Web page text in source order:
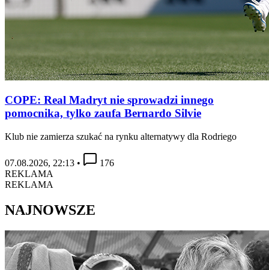
COPE: Real Madryt nie sprowadzi innego
pomocnika, tylko zaufa Bernardo Silvie
Klub nie zamierza szukać na rynku alternatywy dla Rodriego
07.08.2026, 22:13 •
176
REKLAMA
REKLAMA
NAJNOWSZE